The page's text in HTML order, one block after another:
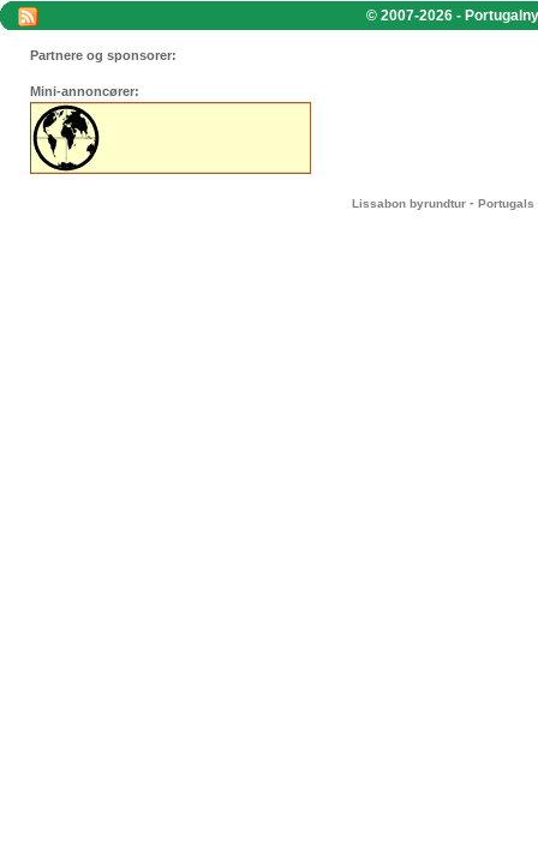
© 2007-2026 -
Partnere og sponsorer:
Mini-annoncører:
Lissabon byrundtur - Portugals